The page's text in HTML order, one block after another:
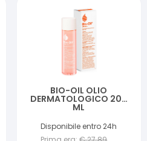
BIO-OIL OLIO
DERMATOLOGICO 200
ML
Disponibile entro 24h